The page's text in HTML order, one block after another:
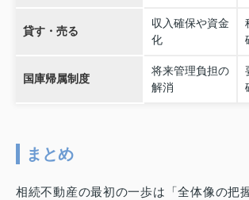
貸す・売る
収入確保や資金
化
国庫帰属制度
将来管理負担の
解消
まとめ
相続不動産の最初の一歩は「全体像の把